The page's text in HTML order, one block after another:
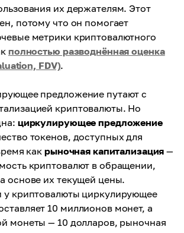
их держателям. Этот
потому что он помогает
метрики криптовалютного
полностью разводнённая оценка
FDV).
предложение путают с
криптовалюты. Но
циркулирующее предложение
токенов, доступных для
какрыночная капитализация —
криптовалют в обращении,
основе их текущей цены.
у криптовалюты циркулирующее
10 миллионов монет, а
монеты — 10 долларов, рыночная